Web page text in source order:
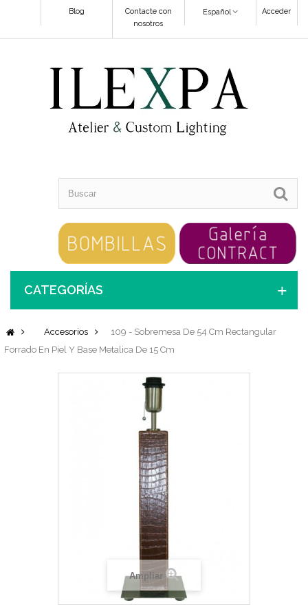
Acceder
Español
Contacte con
nosotros
Blog
CATEGORÍAS
Accesorios
109 - Sobremesa De 54 Cm Rectangular
Forrado En Piel Y Base Metalica De 15 Cm
Ampliar